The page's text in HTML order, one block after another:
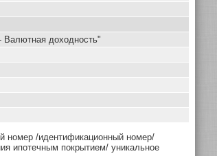
Валютная доходность"
номер /идентификационный номер/
ипотечным покрытием/ уникальное